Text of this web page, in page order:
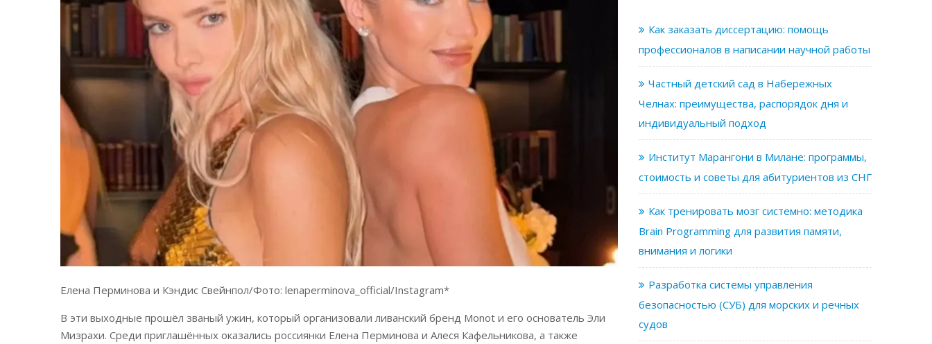
Елена Перминова и Кэндис Свейнпол/Фото: lenaperminova_official/Instagram*
В эти выходные прошёл званый ужин, который организовали ливанский бренд Monot и его основатель Эли
Мизрахи. Среди приглашённых оказались россиянки Елена Перминова и Алеся Кафельникова, а также
Как заказать диссертацию: помощь
профессионалов в написании научной работы
Частный детский сад в Набережных
Челнах: преимущества, распорядок дня и
индивидуальный подход
Институт Марангони в Милане: программы,
стоимость и советы для абитуриентов из СНГ
Как тренировать мозг системно: методика
Brain Programming для развития памяти,
внимания и логики
Разработка системы управления
безопасностью (СУБ) для морских и речных
судов